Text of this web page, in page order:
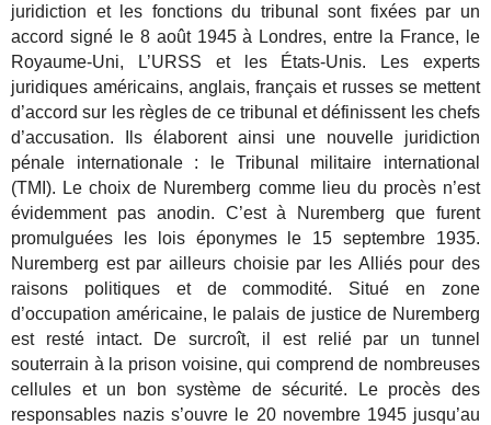
juridiction et les fonctions du tribunal sont fixées par un
accord signé le 8 août 1945 à Londres, entre la France, le
Royaume-Uni, L’URSS et les États-Unis. Les experts
juridiques américains, anglais, français et russes se mettent
d’accord sur les règles de ce tribunal et définissent les chefs
d’accusation. Ils élaborent ainsi une nouvelle juridiction
pénale internationale : le Tribunal militaire international
(TMI). Le choix de Nuremberg comme lieu du procès n’est
évidemment pas anodin. C’est à Nuremberg que furent
promulguées les lois éponymes le 15 septembre 1935.
Nuremberg est par ailleurs choisie par les Alliés pour des
raisons politiques et de commodité. Situé en zone
d’occupation américaine, le palais de justice de Nuremberg
est resté intact. De surcroît, il est relié par un tunnel
souterrain à la prison voisine, qui comprend de nombreuses
cellules et un bon système de sécurité. Le procès des
responsables nazis s’ouvre le 20 novembre 1945 jusqu’au